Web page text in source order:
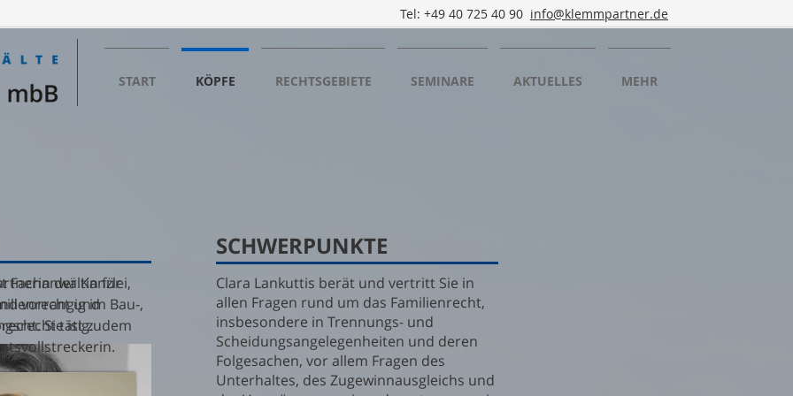
Tel: +49 40 725 40 90 info@klemmpartner.de
START KÖPFE RECHTSGEBIETE SEMINARE AKTUELLES MEHR
Fachanwältin für
vorrangig im Bau-,
tätig.
der Kanzlei,
und
Sie ist zudem
SCHWERPUNKTE
Clara Lankuttis berät und vertritt Sie in
allen Fragen rund um das Familienrecht,
insbesondere in Trennungs- und
Scheidungsangelegenheiten und deren
Folgesachen, vor allem Fragen des
Unterhaltes, des Zugewinnausgleichs und